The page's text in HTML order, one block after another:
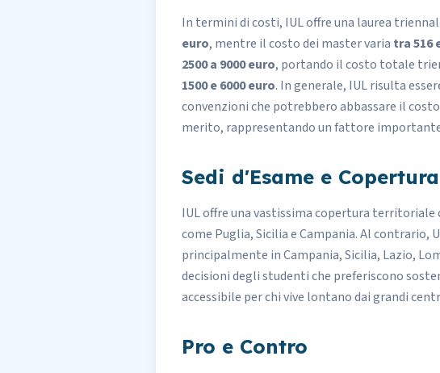
In termini di costi, IUL offre una laurea
euro, mentre il costo dei master varia tra 516
2500 a 9000 euro, portando il costo totale
1500 e 6000 euro. In generale, IUL risulta
convenzioni che potrebbero abbassare il
merito, rappresentando un fattore
Sedi d'Esame e
IUL offre una vastissima copertura territoriale
come Puglia, Sicilia e Campania. Al
principalmente in Campania, Sicilia, Lazio,
decisioni degli studenti che preferiscono
accessibile per chi vive lontano dai grandi
Pro e Contro